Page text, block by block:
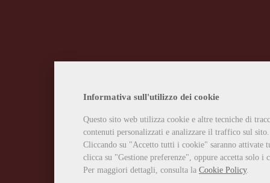
Informativa sull'utilizzo dei cookie
Questo sito web utilizza cookie e altre tecniche di
contenuti personalizzati e analizzare il traffico sul sito.
Cliccando su "Accetto tutti i cookie" saranno attivate
clicca su "Gestione preferenze", oppure accetta solo
Per maggiori dettagli, consulta la Cookie Policy.